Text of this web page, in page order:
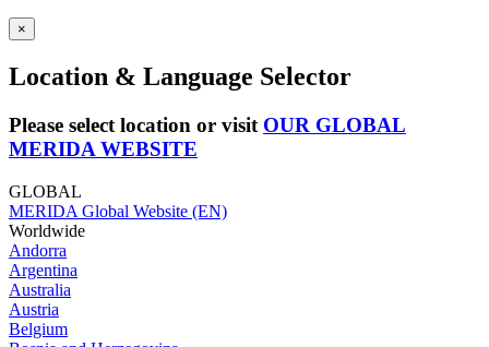
×
Location & Language Selector
Please select location or visit OUR GLOBAL
MERIDA WEBSITE
GLOBAL
MERIDA Global Website (EN)
Worldwide
Andorra
Argentina
Australia
Austria
Belgium